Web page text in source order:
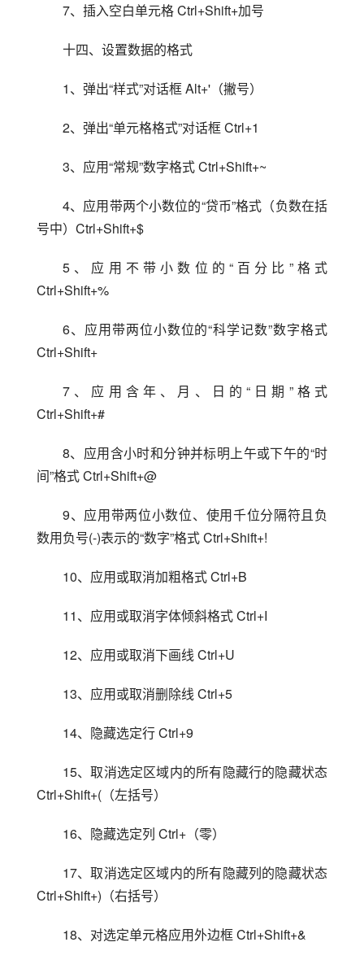
7、插入空白单元格 Ctrl+Shift+加号
十四、设置数据的格式
1、弹出“样式”对话框 Alt+'（撇号）
2、弹出“单元格格式”对话框 Ctrl+1
3、应用“常规”数字格式 Ctrl+Shift+~
4、应用带两个小数位的“贷币”格式（负数在括
号中）Ctrl+Shift+$
5、应用不带小数位的“百分比”格式
Ctrl+Shift+%
6、应用带两位小数位的“科学记数”数字格式
Ctrl+Shift+
7、应用含年、月、日的“日期”格式
Ctrl+Shift+#
8、应用含小时和分钟并标明上午或下午的“时
间”格式 Ctrl+Shift+@
9、应用带两位小数位、使用千位分隔符且负
数用负号(-)表示的“数字”格式 Ctrl+Shift+!
10、应用或取消加粗格式 Ctrl+B
11、应用或取消字体倾斜格式 Ctrl+I
12、应用或取消下画线 Ctrl+U
13、应用或取消删除线 Ctrl+5
14、隐藏选定行 Ctrl+9
15、取消选定区域内的所有隐藏行的隐藏状态
Ctrl+Shift+(（左括号）
16、隐藏选定列 Ctrl+（零）
17、取消选定区域内的所有隐藏列的隐藏状态
Ctrl+Shift+)（右括号）
18、对选定单元格应用外边框 Ctrl+Shift+&